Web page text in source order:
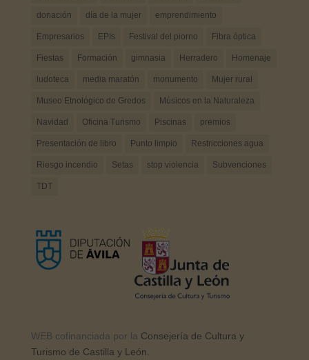
donación día de la mujer emprendimiento
Empresarios EPIs Festival del piorno Fibra óptica
Fiestas Formación gimnasia Herradero Homenaje
ludoteca media maratón monumento Mujer rural
Museo Etnológico de Gredos Músicos en la Naturaleza
Navidad Oficina Turismo Piscinas premios
Presentación de libro Punto limpio Restricciones agua
Riesgo incendio Setas stop violencia Subvenciones
TDT
WEB cofinanciada por la Consejería de Cultura y
Turismo de Castilla y León.